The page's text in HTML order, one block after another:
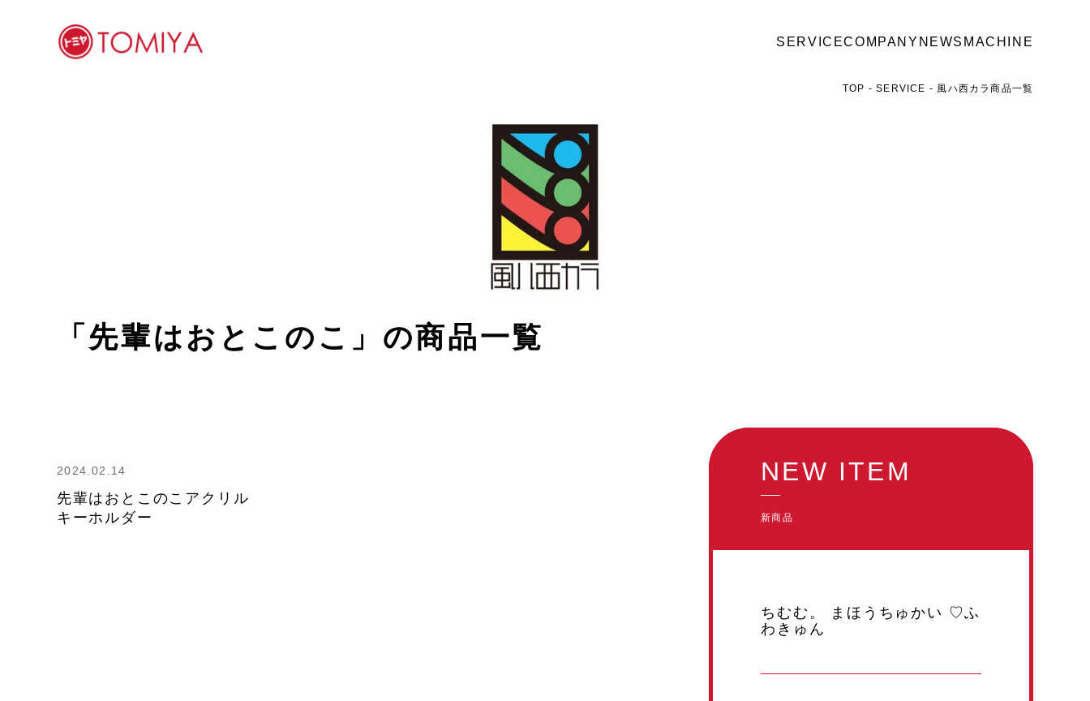
SERVICECOMPANY NEWS MACHINE
TOP SERVICE 風ハ西カラ商品一覧
「先輩はおとこのこ」の商品一覧
2024.02.14
先輩はおとこのこアクリル
キーホルダー
NEW ITEM
新商品
ちむむ。 まほうちゅかい ♡ふ
わきゅん